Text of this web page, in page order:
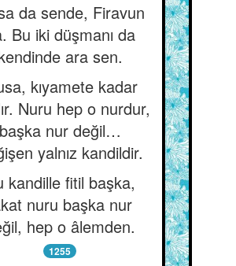
da sende, Firavun
Bu iki düşmanı da
ara sen.
kıyamete kadar
Nuru hep o nurdur,
başka nur değil…
yalnız kandildir.
kandille fitil başka,
nuru başka nur
hep o âlemden.
1255